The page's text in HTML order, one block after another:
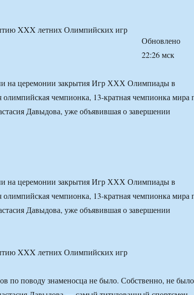
Обновлено
22:26 мск
на церемонии закрытия Игр ХХХ Олимпиады в
олимпийская чемпионка, 13-кратная чемпионка мира
Давыдова, уже объявившая о завершении
на церемонии закрытия Игр ХХХ Олимпиады в
олимпийская чемпионка, 13-кратная чемпионка мира
Давыдова, уже объявившая о завершении
по поводу знаменосца не было. Собственно, не было